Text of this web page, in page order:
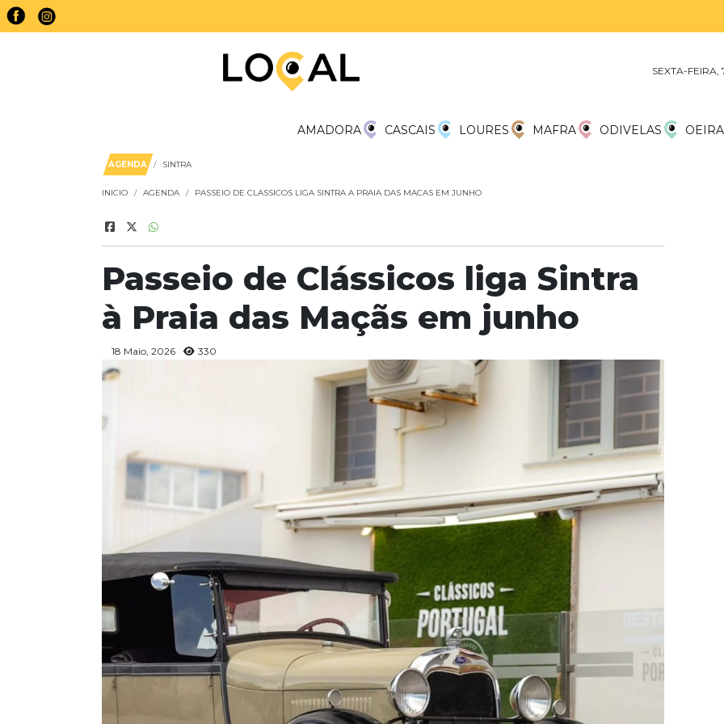
SEXTA-
AMADORA CASCAIS LOURES MAFRA ODIVELAS
AGENDA SINTRA
INICIO AGENDA PASSEIO DE CLASSICOS LIGA SINTRA A PRAIA DAS MACAS EM JUNHO
Passeio de Clássicos liga Sintra
à Praia das Maçãs em junho
18 Maio, 2026 330